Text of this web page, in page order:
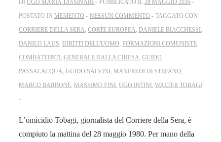
DI UGO MARIA TASSINARI PUBBLICATO IL 28 MAGGIO 2026
POSTATO IN MEMENTO NESSUN COMMENTO
TAGGATO CON
CORRIERE DELLA SERA, CORTE EUROPEA, DANIELE BIACCHESSI ,
DANILO LAUS, DIRITTI DELL'UOMO, FORMAZIONI COMUNISTE
COMBATTENTI , GENERALE DALLA CHIESA, GUIDO
PASSALACQUA, GUIDO SALVINI , MANFREDI DI STEFANO,
MARCO BARBONE, MASSIMO FINI , UGO INTINI , WALTER TOBAGI
L’omicidio Tobagi, giornalista del Corriere della Sera, è
compiuto la mattina del 28 maggio 1980. Per mano della